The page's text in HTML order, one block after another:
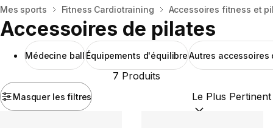
Accueil
Mes sports Fitness Cardiotraining Accessoires fitness et
Accessoires de pilates
Médecine ball Équipements d'équilibreAutres accessoires
Masquer les filtres
7 Produits
Trier par :